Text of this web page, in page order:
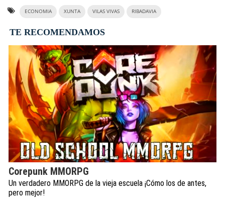
ECONOMIA XUNTA VILAS VIVAS RIBADAVIA
TE RECOMENDAMOS
Corepunk MMORPG
Un verdadero MMORPG de la vieja escuela ¡Cómo los de antes,
pero mejor!